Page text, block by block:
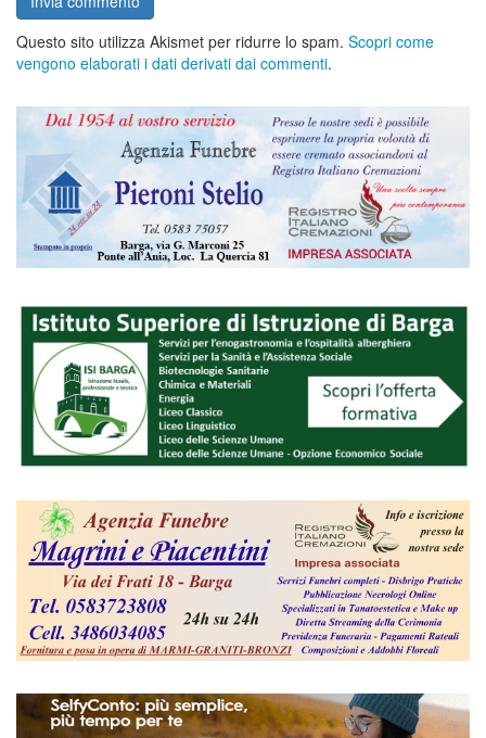
Questo sito utilizza Akismet per ridurre lo spam. Scopri come
vengono elaborati i dati derivati dai commenti.